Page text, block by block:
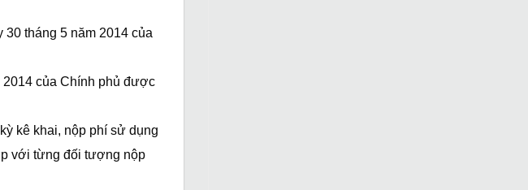
tháng 5 năm 2014 của
của Chính phủ được
kê khai, nộp phí sử dụng
với từng đối tượng nộp